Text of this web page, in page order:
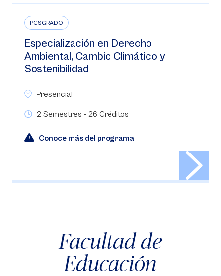
POSGRADO
Especialización en Derecho
Ambiental, Cambio Climático y
Sostenibilidad
Presencial
2 Semestres - 26 Créditos
Conoce más del programa
Facultad de
Educación